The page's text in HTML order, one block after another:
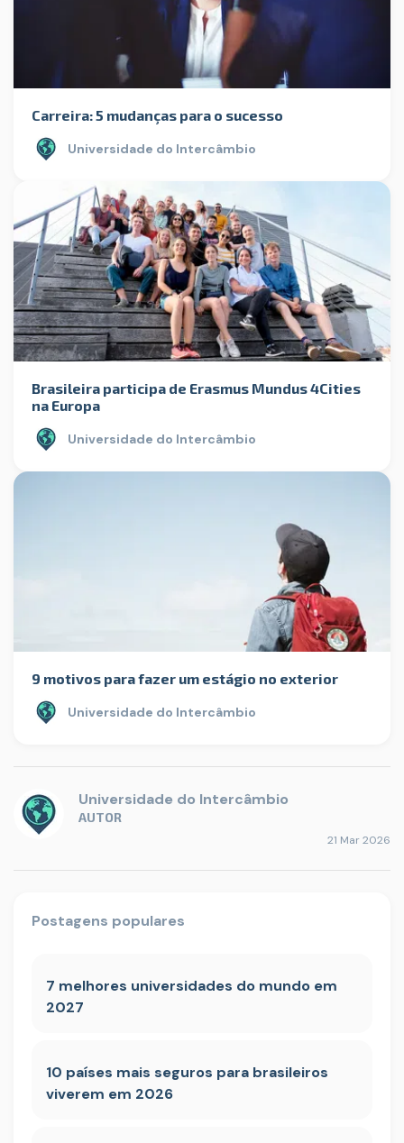
Carreira: 5 mudanças para o sucesso
Universidade do Intercâmbio
Brasileira participa de Erasmus Mundus 4Cities
na Europa
Universidade do Intercâmbio
9 motivos para fazer um estágio no exterior
Universidade do Intercâmbio
Universidade do Intercâmbio
AUTOR
21 Mar 2026
Postagens populares
7 melhores universidades do mundo em
2027
10 países mais seguros para brasileiros
viverem em 2026